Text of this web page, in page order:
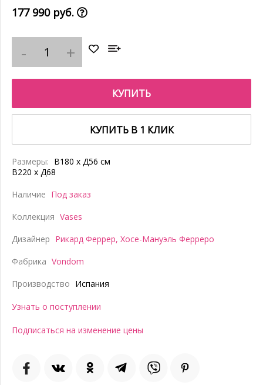
177 990 руб.
КУПИТЬ
КУПИТЬ В 1 КЛИК
Размеры: В180 x Д56 см
В220 x Д68
Наличие Под заказ
Коллекция Vases
Дизайнер Рикард Феррер, Хосе-Мануэль Ферреро
Фабрика Vondom
Производство Испания
Узнать о поступлении
Подписаться на изменение цены